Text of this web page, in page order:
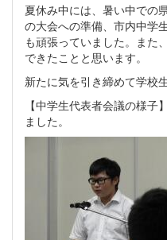
夏休み中には、暑い中での
の大会への準備、市内中学
も頑張っていました。また
できたことと思います。
新たに気を引き締めて学校
【中学生代表者会議の様子
ました。